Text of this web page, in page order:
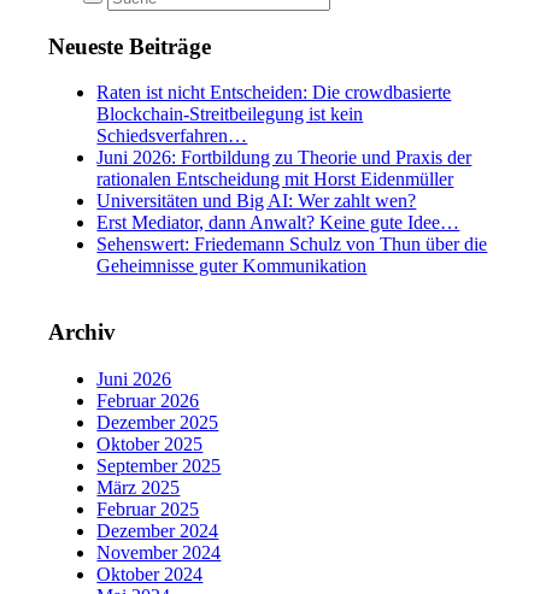
Neueste Beiträge
Raten ist nicht Entscheiden: Die crowdbasierte
Blockchain-Streitbeilegung ist kein
Schiedsverfahren…
Juni 2026: Fortbildung zu Theorie und Praxis der
rationalen Entscheidung mit Horst Eidenmüller
Universitäten und Big AI: Wer zahlt wen?
Erst Mediator, dann Anwalt? Keine gute Idee…
Sehenswert: Friedemann Schulz von Thun über die
Geheimnisse guter Kommunikation
Archiv
Juni 2026
Februar 2026
Dezember 2025
Oktober 2025
September 2025
März 2025
Februar 2025
Dezember 2024
November 2024
Oktober 2024